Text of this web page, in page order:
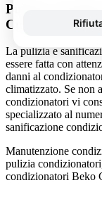
Pulizia e
Cuorgne’
La pulizia e
essere fatta con
danni al
climatizzato. Se non
condizionatori vi
specializzato al
sanificazione
Manutenzione
pulizia
condizionatori Beko